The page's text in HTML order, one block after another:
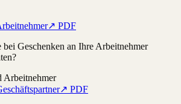
↗ PDF
bei Geschenken an Ihre Arbeitnehmer
Arbeitnehmer
↗ PDF